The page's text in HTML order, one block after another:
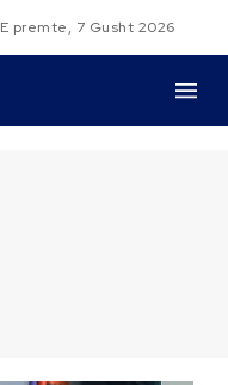
E premte, 7 Gusht 2026